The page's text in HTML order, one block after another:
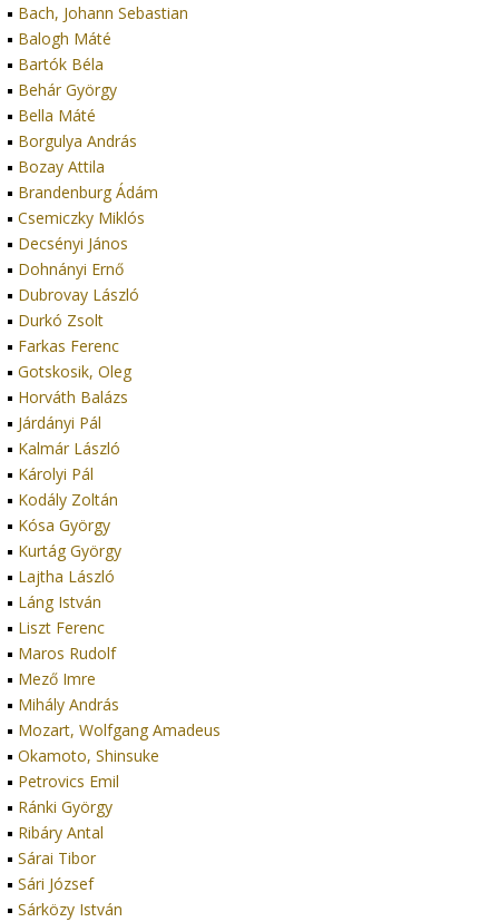
Bach, Johann Sebastian
Balogh Máté
Bartók Béla
Behár György
Bella Máté
Borgulya András
Bozay Attila
Brandenburg Ádám
Csemiczky Miklós
Decsényi János
Dohnányi Ernő
Dubrovay László
Durkó Zsolt
Farkas Ferenc
Gotskosik, Oleg
Horváth Balázs
Járdányi Pál
Kalmár László
Károlyi Pál
Kodály Zoltán
Kósa György
Kurtág György
Lajtha László
Láng István
Liszt Ferenc
Maros Rudolf
Mező Imre
Mihály András
Mozart, Wolfgang Amadeus
Okamoto, Shinsuke
Petrovics Emil
Ránki György
Ribáry Antal
Sárai Tibor
Sári József
Sárközy István